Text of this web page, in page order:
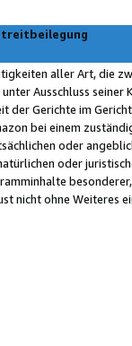
aller Art, die
Ausschluss
der Gerichte im
bei einem
oder
oder
nicht ohne Weiteres